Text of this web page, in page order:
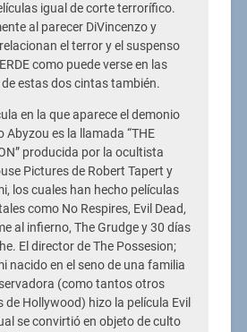
igual de corte terrorífico.
al parecer DiVincenzo y
el terror y el suspenso
como puede verse en las
estas dos cintas también.
en la que aparece el demonio
Abyzou es la llamada “THE
producida por la ocultista
Pictures de Robert Tapert y
los cuales han hecho películas
como No Respires, Evil Dead,
al infierno, The Grudge y 30 días
El director de The Possesion;
nacido en el seno de una familia
(como tantos otros
de Hollywood) hizo la película Evil
se convirtió en objeto de culto